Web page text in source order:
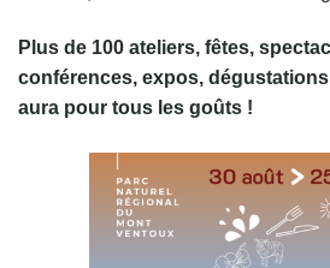
Plus de 100 ateliers, fêtes,
conférences, expos,
aura pour tous les goûts !